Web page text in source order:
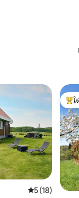
คะแนนเฉลี่ย 5
5 (18)
โด
โ